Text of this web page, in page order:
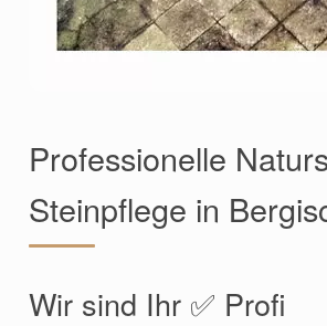
Professionelle
Steinpflege in
Wir sind Ihr ✅ Profi